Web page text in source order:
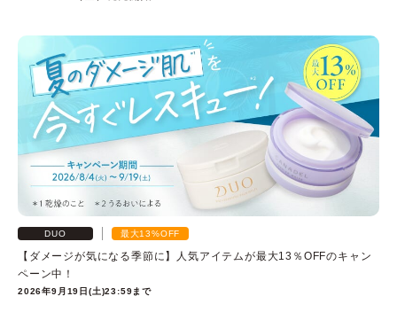
あしたの美肌 |
美容情報を発信・キレイをサポートするWebメディア
DUO 最大13%OFF
【ダメージが気になる季節に】人気アイテムが最大13％OFFのキャン
ペーン中！
2026年9月19日(土)23:59まで